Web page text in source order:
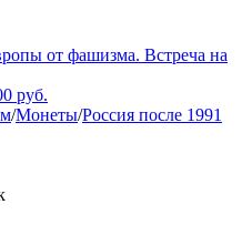
от фашизма. Встреча на
руб.
/Монеты/Россия после 1991